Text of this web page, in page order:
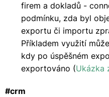
firem a dokladů -
podmínku, zda byl
exportu či importu
Příkladem využití
kdy po úspěšném
exportováno (Ukázka
#crm